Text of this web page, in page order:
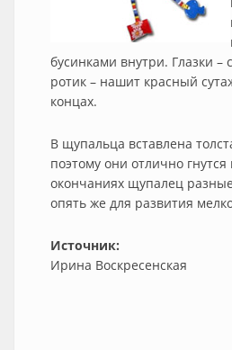
бусинками внутри. Глазки –
ротик – нашит красный
концах.
В щупальца вставлена
поэтому они отлично
окончаниях щупалец
опять же для развития
Источник:
Ирина Воскресенская